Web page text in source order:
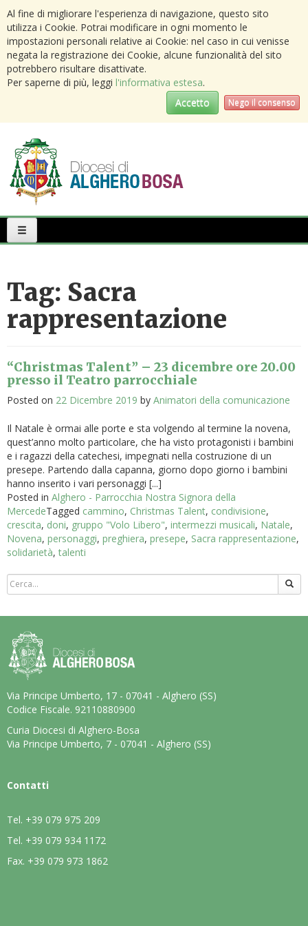
Al fine di migliorare l'esperienza di navigazione, questo sito
utilizza i Cookie. Potrai modificare in ogni momento le
impostazioni personali relative ai Cookie: nel caso in cui venisse
negata la registrazione dei Cookie, alcune funzionalità del sito
potrebbero risultare disattivate.
Per saperne di più, leggi l'informativa estesa.
Accetto
Nego il consenso
Menu
Tag: Sacra
rappresentazione
“Christmas Talent” – 23 dicembre ore 20.00
presso il Teatro parrocchiale
Posted on 22 Dicembre 2019 by Animatori della comunicazione
Il Natale è ormai alle porte e sta volgendo al termine la novena,
quest’anno molto particolare, che ha visto protagonisti i bambini
e i ragazzi della catechesi, impegnati nella costruzione di un
presepe. Partendo dalla capanna, giorno dopo giorno i bambini
hanno inserito i vari personaggi [...]
Posted in Alghero - Parrocchia Nostra Signora della
MercedeTagged cammino, Christmas Talent, condivisione,
crescita, doni, gruppo "Volo Libero", intermezzi musicali, Natale,
Novena, personaggi, preghiera, presepe, Sacra rappresentazione,
solidarietà,talenti
Via Principe Umberto, 17 - 07041 - Alghero (SS)
Codice Fiscale. 92110880900
Curia Diocesi di Alghero-Bosa
Via Principe Umberto, 7 - 07041 - Alghero (SS)
Contatti
Tel. +39 079 975 209
Tel. +39 079 934 1172
Fax. +39 079 973 1862